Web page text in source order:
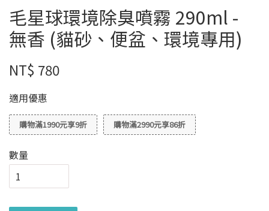
毛星球環境除臭噴霧 290ml -
無香 (貓砂、便盆、環境專用)
NT$ 780
適用優惠
購物滿1990元享9折 購物滿2990元享86折
數量